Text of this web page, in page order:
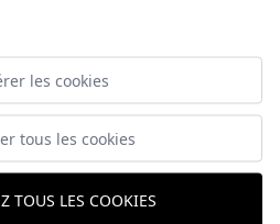
de cristal, pensado
les cookies
tous les cookies
TOUS LES COOKIES